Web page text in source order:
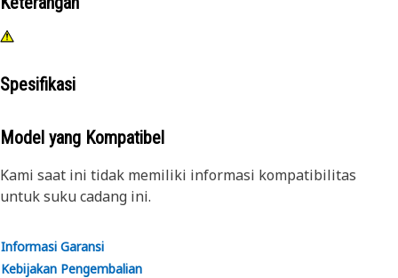
Spesifikasi
Model yang Kompatibel
Kami saat ini tidak memiliki informasi kompatibilitas
untuk suku cadang ini.
Informasi Garansi
Kebijakan Pengembalian